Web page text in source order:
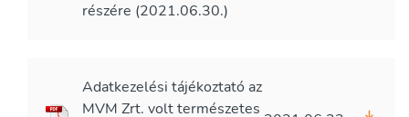
részére (2021.06.30.)
Adatkezelési tájékoztató az
MVM Zrt. volt természetes